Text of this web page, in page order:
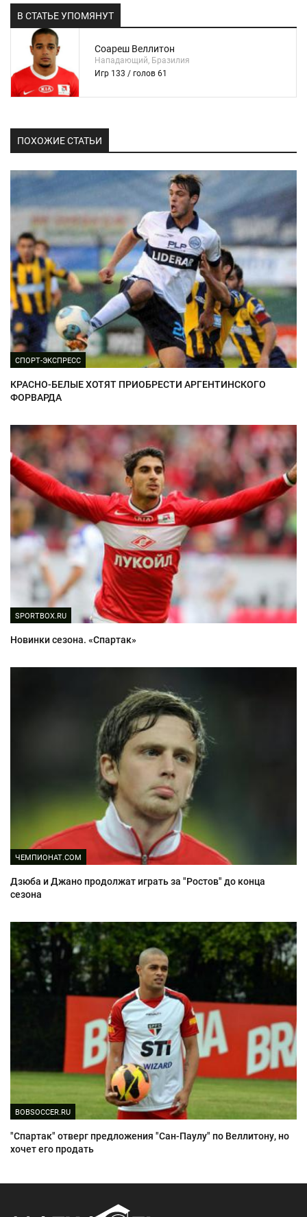
В СТАТЬЕ УПОМЯНУТ
Соареш Веллитон
Нападающий, Бразилия
Игр 133 / голов 61
ПОХОЖИЕ СТАТЬИ
СПОРТ-ЭКСПРЕСС
КРАСНО-БЕЛЫЕ ХОТЯТ ПРИОБРЕСТИ АРГЕНТИНСКОГО
ФОРВАРДА
SPORTBOX.RU
Новинки сезона. «Спартак»
ЧЕМПИОНАТ.COM
Дзюба и Джано продолжат играть за "Ростов" до конца
сезона
BOBSOCCER.RU
"Спартак" отверг предложения "Сан-Паулу" по Веллитону, но
хочет его продать